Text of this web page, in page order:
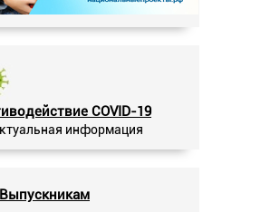
COVID-19
информация
Выпускникам